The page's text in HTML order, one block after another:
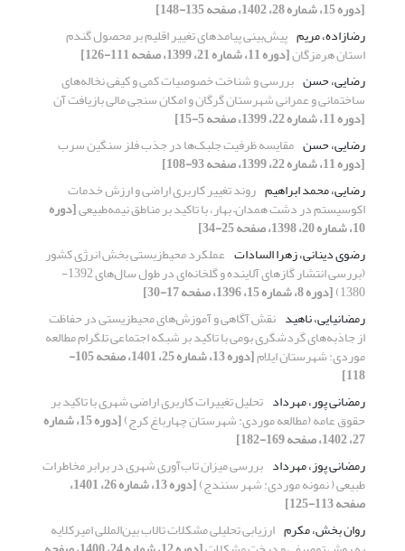
[دوره 15، شماره 28، 1402، صفحه 135-148]
رضازاده، مریم پیش‌بینی پیامدهای تغییر اقلیم بر محصول گندم
استان هرمزگان[دوره 11، شماره 21، 1399، صفحه 111-126]
رضایی، حسن بررسی و شناخت خصوصیات کمی و کیفی نخاله‌‌های
ساختمانی و عمرانی شهرستان گرگان و امکان سنجی مالی بازیافت آن‌
[دوره 11، شماره 22، 1399، صفحه 5-15]
رضایی، حسن مقایسه ظرفیت جلبک‌ها در جذب فلز سنگین سرب
[دوره 11، شماره 22، 1399، صفحه 93-108]
رضایی، محمد ابراهیم روند تغییر کاربری اراضی و ارزش خدمات
اکوسیستم در دشت همدان– بهار، با تاکید بر مناطق نیمه‌طبیعی[دوره
10، شماره 20، 1398، صفحه 25-34]
رضوی دینانی، زهرا السادات عملکرد محیط‌زیستی بخش انرژی کشور
(بررسی انتشار گازهای آلاینده و گلخانه‌ای در طول سال‌های 1392-
1380) [دوره 8، شماره 15، 1396، صفحه 17-30]
رمضانیایی، ناهید نقش آگاهی و آموزش‌‌های محیط‌زیستی در حفاظت
از جاذبه‌‌های گردشگری بومی با تاکید بر شبکه اجتماعی تلگرام مطالعه
موردی: شهرستان ایلام [دوره 13، شماره 25، 1401، صفحه 105-
118]
رمضانی پور، مهرداد تحلیل تغییرات کاربری اراضی شهری با تاکید بر
حقوق عامه (مطالعه موردی:‌ شهرستان چهارباغ کرج) [دوره 15، شماره
27، 1402، صفحه 169-182]
رمضانی پوز، مهرداد بررسی میزان تاب‌آوری شهری در برابر مخاطرات
طبیعی ( نمونه موردی: شهر سنندج) [دوره 13، شماره 26، 1401،
صفحه 113-125]
روان بخش، مکرم ارزیابی تحلیلی مشکلات تالاب بین‌‌المللی امیر‌‌کلایه